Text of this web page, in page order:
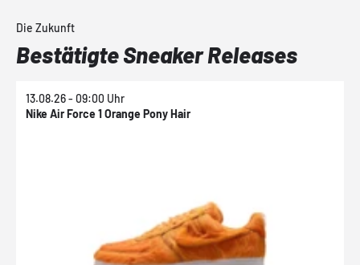
Die Zukunft
Bestätigte Sneaker Releases
13.08.26 - 09:00 Uhr
Nike Air Force 1 Orange Pony Hair